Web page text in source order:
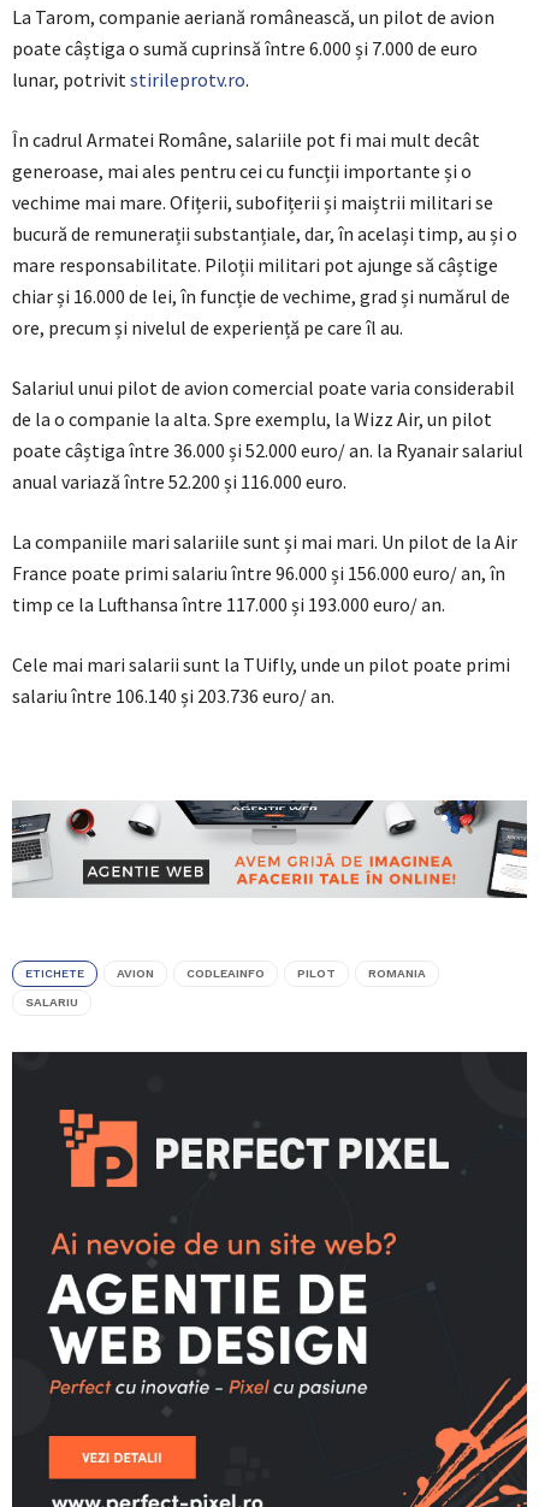
La Tarom, companie aeriană românească, un pilot de avion
poate câștiga o sumă cuprinsă între 6.000 și 7.000 de euro
lunar, potrivitstirileprotv.ro.
În cadrul Armatei Române, salariile pot fi mai mult decât
generoase, mai ales pentru cei cu funcții importante și o
vechime mai mare. Ofițerii, subofițerii și maiștrii militari se
bucură de remunerații substanțiale, dar, în același timp, au și o
mare responsabilitate. Piloții militari pot ajunge să câștige
chiar și 16.000 de lei, în funcție de vechime, grad și numărul de
ore, precum și nivelul de experiență pe care îl au.
Salariul unui pilot de avion comercial poate varia considerabil
de la o companie la alta. Spre exemplu, la Wizz Air, un pilot
poate câștiga între 36.000 și 52.000 euro/ an. la Ryanair salariul
anual variază între 52.200 și 116.000 euro.
La companiile mari salariile sunt și mai mari. Un pilot de la Air
France poate primi salariu între 96.000 și 156.000 euro/ an, în
timp ce la Lufthansa între 117.000 și 193.000 euro/ an.
Cele mai mari salarii sunt la TUifly, unde un pilot poate primi
salariu între 106.140 și 203.736 euro/ an.
ETICHETE AVION CODLEAINFO PILOT ROMANIA
SALARIU